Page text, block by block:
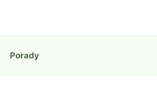
Porady